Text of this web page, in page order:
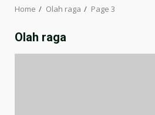
Home Olah raga Page 3
Olah raga